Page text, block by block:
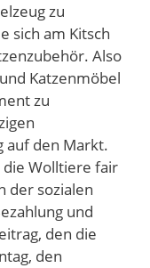
zu
sich am Kitsch
Also
Katzenmöbel
zu
auf den Markt.
die Wolltiere fair
der sozialen
und
den die
den